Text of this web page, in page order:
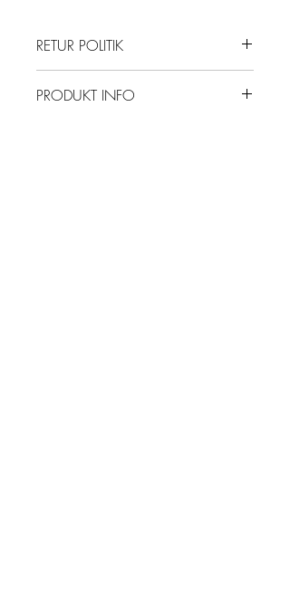
RETUR POLITIK
Der tilbydes 30 dages returret på
PRODUKT INFO